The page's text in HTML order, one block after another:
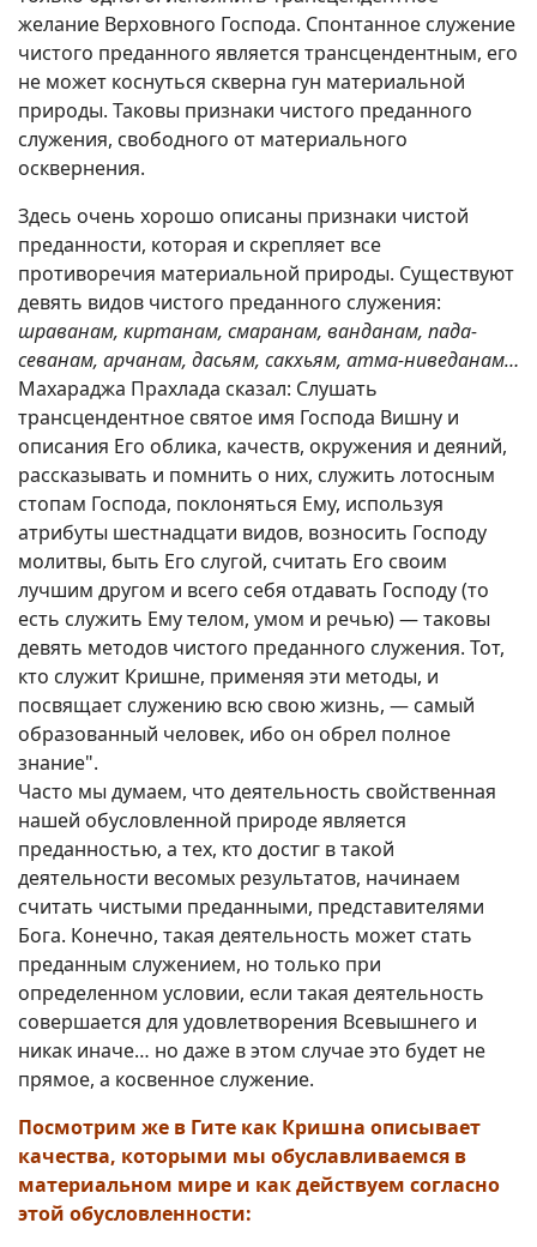
желание Верховного Господа. Спонтанное служение
чистого преданного является трансцендентным, его
не может коснуться скверна гун материальной
природы. Таковы признаки чистого преданного
служения, свободного от материального
осквернения.
Здесь очень хорошо описаны признаки чистой
преданности, которая и скрепляет все
противоречия материальной природы. Существуют
девять видов чистого преданного служения:
шраванам, киртанам, смаранам, ванданам, пада-
севанам, арчанам, дасьям, сакхьям, атма-ниведанам…
Махараджа Прахлада сказал: Слушать
трансцендентное святое имя Господа Вишну и
описания Его облика, качеств, окружения и деяний,
рассказывать и помнить о них, служить лотосным
стопам Господа, поклоняться Ему, используя
атрибуты шестнадцати видов, возносить Господу
молитвы, быть Его слугой, считать Его своим
лучшим другом и всего себя отдавать Господу (то
есть служить Ему телом, умом и речью) — таковы
девять методов чистого преданного служения. Тот,
кто служит Кришне, применяя эти методы, и
посвящает служению всю свою жизнь, — самый
образованный человек, ибо он обрел полное
знание".
Часто мы думаем, что деятельность свойственная
нашей обусловленной природе является
преданностью, а тех, кто достиг в такой
деятельности весомых результатов, начинаем
считать чистыми преданными, представителями
Бога. Конечно, такая деятельность может стать
преданным служением, но только при
определенном условии, если такая деятельность
совершается для удовлетворения Всевышнего и
никак иначе… но даже в этом случае это будет не
прямое, а косвенное служение.
Посмотрим же в Гите как Кришна описывает
качества, которыми мы обуславливаемся в
материальном мире и как действуем согласно
этой обусловленности: